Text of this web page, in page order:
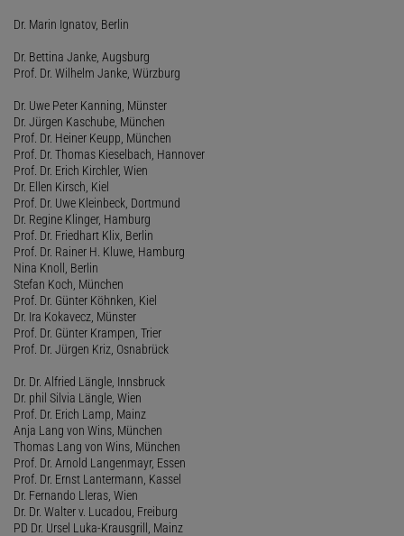
Dr. Marin Ignatov, Berlin
Dr. Bettina Janke, Augsburg
Prof. Dr. Wilhelm Janke, Würzburg
Dr. Uwe Peter Kanning, Münster
Dr. Jürgen Kaschube, München
Prof. Dr. Heiner Keupp, München
Prof. Dr. Thomas Kieselbach, Hannover
Prof. Dr. Erich Kirchler, Wien
Dr. Ellen Kirsch, Kiel
Prof. Dr. Uwe Kleinbeck, Dortmund
Dr. Regine Klinger, Hamburg
Prof. Dr. Friedhart Klix, Berlin
Prof. Dr. Rainer H. Kluwe, Hamburg
Nina Knoll, Berlin
Stefan Koch, München
Prof. Dr. Günter Köhnken, Kiel
Dr. Ira Kokavecz, Münster
Prof. Dr. Günter Krampen, Trier
Prof. Dr. Jürgen Kriz, Osnabrück
Dr. Dr. Alfried Längle, Innsbruck
Dr. phil Silvia Längle, Wien
Prof. Dr. Erich Lamp, Mainz
Anja Lang von Wins, München
Thomas Lang von Wins, München
Prof. Dr. Arnold Langenmayr, Essen
Prof. Dr. Ernst Lantermann, Kassel
Dr. Fernando Lleras, Wien
Dr. Dr. Walter v. Lucadou, Freiburg
PD Dr. Ursel Luka-Krausgrill, Mainz